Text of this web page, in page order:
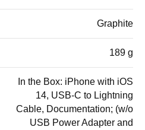
Graphite
189 g
In the Box: iPhone with iOS
14, USB-C to Lightning
Cable, Documentation; (w/o
USB Power Adapter and